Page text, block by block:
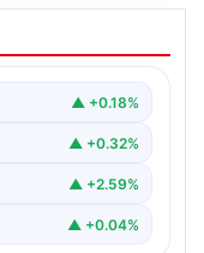
▲ +0.18%
▲ +0.32%
▲ +2.59%
▲ +0.04%